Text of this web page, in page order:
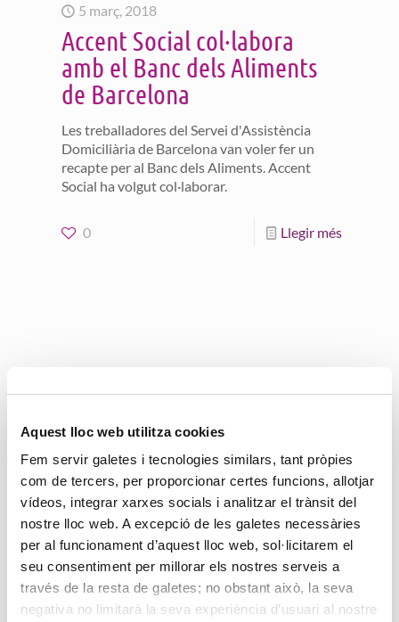
Aquest lloc web utilitza cookies
Fem servir galetes i tecnologies similars, tant pròpies
com de tercers, per proporcionar certes funcions, allotjar
vídeos, integrar xarxes socials i analitzar el trànsit del
nostre lloc web. A excepció de les galetes necessàries
per al funcionament d’aquest lloc web, sol·licitarem el
seu consentiment per millorar els nostres serveis a
través de la resta de galetes; no obstant això, la seva
negativa no limitarà la seva experiència d’usuari al nostre
5 març, 2018
Accent Social col·labora
amb el Banc dels Aliments
de Barcelona
Les treballadores del Servei d'Assistència
Domiciliària de Barcelona van voler fer un
recapte per al Banc dels Aliments. Accent
Social ha volgut col·laborar.
0 Llegir més
Categories
Bon tracte a Persones Grans
Habitatges amb serveis
Jornades